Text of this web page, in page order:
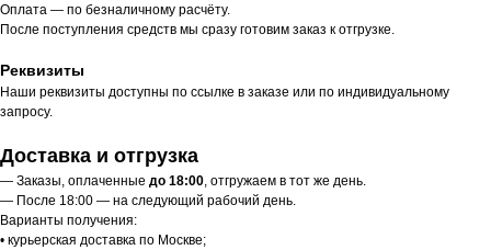
Оплата — по безналичному расчёту.
После поступления средств мы сразу готовим заказ к отгрузке.
Реквизиты
Наши реквизиты доступны по ссылке в заказе или по индивидуальному
запросу.
Доставка и отгрузка
— Заказы, оплаченные до 18:00, отгружаем в тот же день.
— После 18:00 — на следующий рабочий день.
Варианты получения:
• курьерская доставка по Москве;